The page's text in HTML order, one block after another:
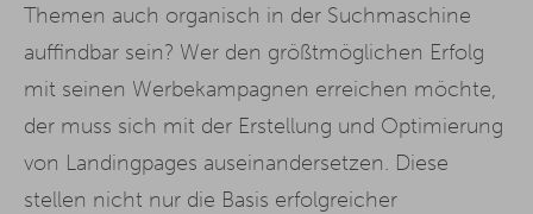
Themen auch organisch in der Suchmaschine
auffindbar sein? Wer den größtmöglichen Erfolg
mit seinen Werbekampagnen erreichen möchte,
der muss sich mit der Erstellung und Optimierung
von Landingpages auseinandersetzen. Diese
stellen nicht nur die Basis erfolgreicher